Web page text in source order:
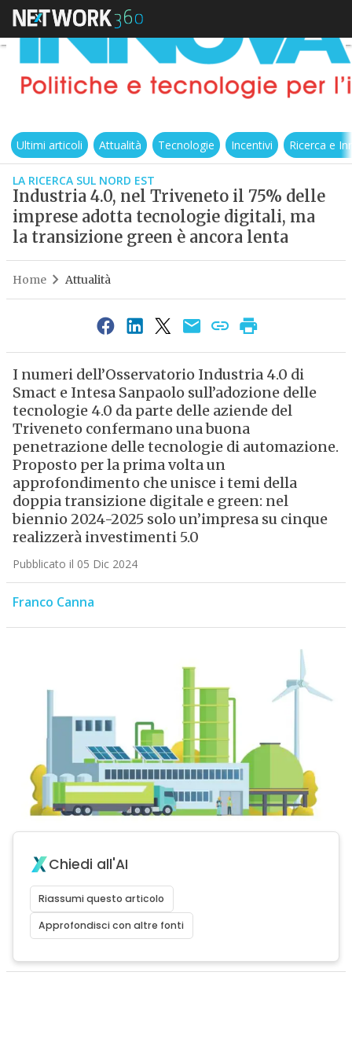
Ultimi articoli Attualità Tecnologie Incentivi Ricerca e
LA RICERCA SUL NORD EST
Industria 4.0, nel Triveneto il 75% delle
imprese adotta tecnologie digitali, ma
la transizione green è ancora lenta
Home Attualità
I numeri dell’Osservatorio Industria 4.0 di
Smact e Intesa Sanpaolo sull’adozione delle
tecnologie 4.0 da parte delle aziende del
Triveneto confermano una buona
penetrazione delle tecnologie di automazione.
Proposto per la prima volta un
approfondimento che unisce i temi della
doppia transizione digitale e green: nel
biennio 2024-2025 solo un’impresa su cinque
realizzerà investimenti 5.0
Pubblicato il 05 Dic 2024
Franco Canna
Chiedi all'AI
Riassumi questo articolo
Approfondisci con altre fonti